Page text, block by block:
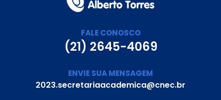
FALE CONOSCO
(21) 2645-4069
ENVIE SUA MENSAGEM
2023.secretariaacademica@cnec.br